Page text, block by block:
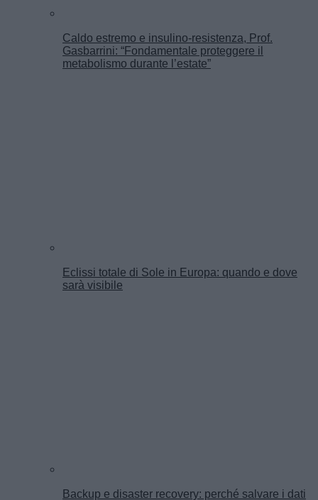
Caldo estremo e insulino-resistenza, Prof.
Gasbarrini: “Fondamentale proteggere il
metabolismo durante l’estate”
Eclissi totale di Sole in Europa: quando e dove
sarà visibile
Backup e disaster recovery: perché salvare i dati